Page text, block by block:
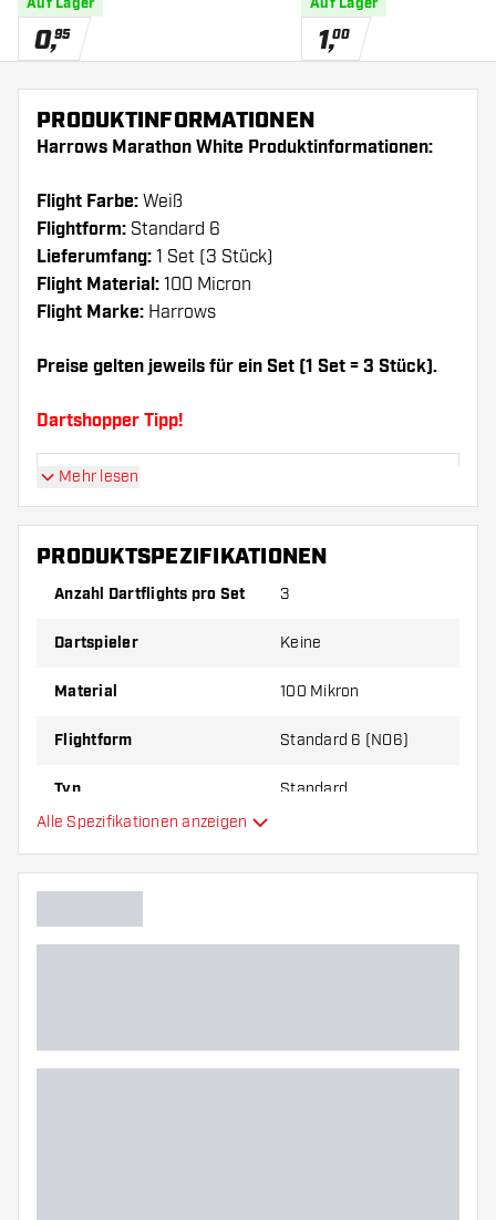
Auf Lager
0,95
Auf Lager
1,00
PRODUKTINFORMATIONEN
Harrows Marathon White Produktinformationen:
Flight Farbe: Weiß
Flightform: Standard 6
Lieferumfang: 1 Set (3 Stück)
Flight Material: 100 Micron
Flight Marke: Harrows
Preise gelten jeweils für ein Set (1 Set = 3 Stück).
Dartshopper Tipp!
Sorgen Sie für genügend Ersatz Flights und
Shafts. Diese können sich durch Gebrauch
Probieren Sie eine andere Form, ein anderes
um herauszufinden, welche Variante am besten
zu Ihnen passt!
Mehr lesen
PRODUKTSPEZIFIKATIONEN
Anzahl Dartflights pro Set 3
Dartspieler Keine
Material 100 Mikron
Flightform Standard 6 (NO6)
Typ Standard
Hauptfarbe
Alle Spezifikationen anzeigen